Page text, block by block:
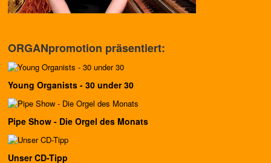
ORGANpromotion präsentiert:
Young Organists - 30 under 30
Pipe Show - Die Orgel des Monats
Unser CD-Tipp